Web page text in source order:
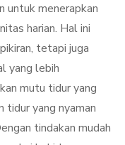
untuk menerapkan
harian. Hal ini
tetapi juga
yang lebih
mutu tidur yang
tidur yang nyaman
tindakan mudah